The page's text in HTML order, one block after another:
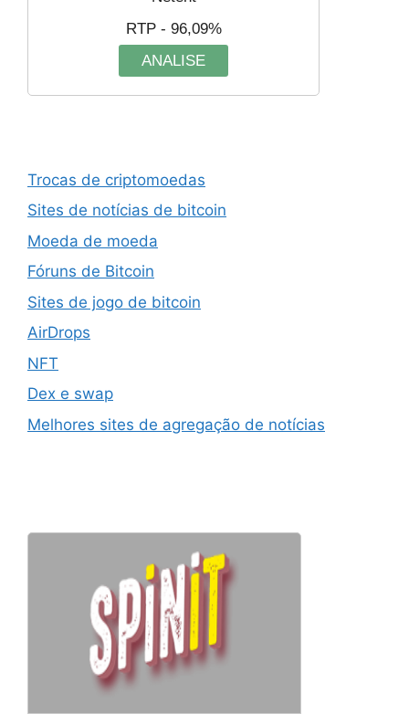
RTP - 96,09%
ANALISE
Trocas de criptomoedas
Sites de notícias de bitcoin
Moeda de moeda
Fóruns de Bitcoin
Sites de jogo de bitcoin
AirDrops
NFT
Dex e swap
Melhores sites de agregação de notícias